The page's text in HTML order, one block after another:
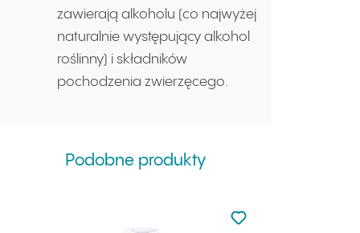
zawierają alkoholu (co najwyżej
naturalnie występujący alkohol
roślinny) i składników
pochodzenia zwierzęcego.
Podobne produkty
Nie dodano do
Dodaj do ulubionych